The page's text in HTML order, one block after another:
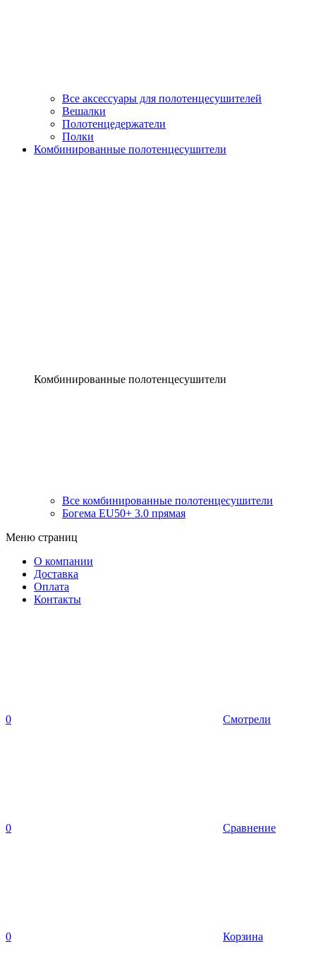
Все аксессуары для полотенцесушителей
Вешалки
Полотенцедержатели
Полки
Комбинированные полотенцесушители
Комбинированные полотенцесушители
Все комбинированные полотенцесушители
Богема EU50+ 3.0 прямая
Меню страниц
О компании
Доставка
Оплата
Контакты
0 Смотрели
0 Сравнение
0 Корзина